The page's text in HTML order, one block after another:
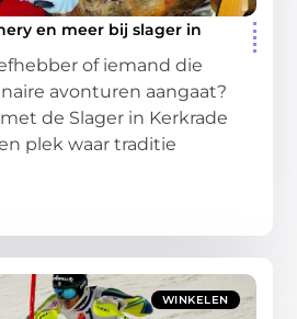
en meer bij slager in
of iemand die
avonturen aangaat?
de Slager in Kerkrade
plek waar traditie
WINKELEN